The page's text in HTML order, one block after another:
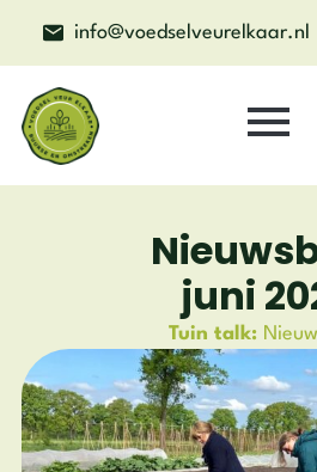
info@voedselveurelkaar.nl
juni
Tuin talk: